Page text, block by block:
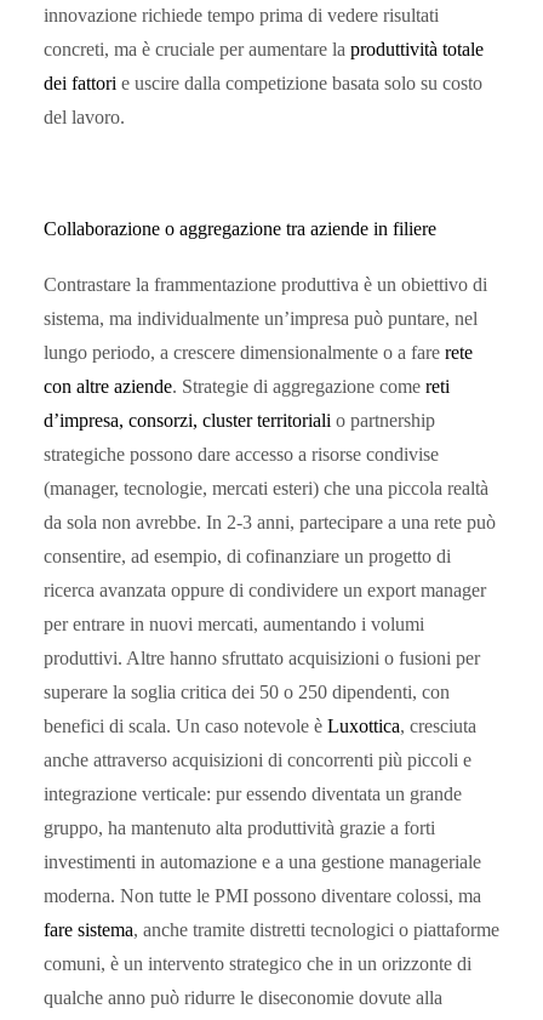
innovazione richiede tempo prima di vedere risultati
concreti, ma è cruciale per aumentare la produttività totale
dei fattori e uscire dalla competizione basata solo su costo
del lavoro.
Collaborazione o aggregazione tra aziende in filiere
Contrastare la frammentazione produttiva è un obiettivo di
sistema, ma individualmente un’impresa può puntare, nel
lungo periodo, a crescere dimensionalmente o a fare rete
con altre aziende. Strategie di aggregazione come reti
d’impresa, consorzi, cluster territoriali o partnership
strategiche possono dare accesso a risorse condivise
(manager, tecnologie, mercati esteri) che una piccola realtà
da sola non avrebbe. In 2-3 anni, partecipare a una rete può
consentire, ad esempio, di cofinanziare un progetto di
ricerca avanzata oppure di condividere un export manager
per entrare in nuovi mercati, aumentando i volumi
produttivi. Altre hanno sfruttato acquisizioni o fusioni per
superare la soglia critica dei 50 o 250 dipendenti, con
benefici di scala. Un caso notevole è Luxottica, cresciuta
anche attraverso acquisizioni di concorrenti più piccoli e
integrazione verticale: pur essendo diventata un grande
gruppo, ha mantenuto alta produttività grazie a forti
investimenti in automazione e a una gestione manageriale
moderna. Non tutte le PMI possono diventare colossi, ma
fare sistema, anche tramite distretti tecnologici o piattaforme
comuni, è un intervento strategico che in un orizzonte di
qualche anno può ridurre le diseconomie dovute alla